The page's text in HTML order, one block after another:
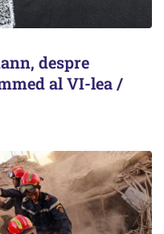
despre
al VI-lea /